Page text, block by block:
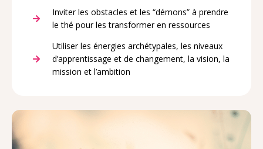
Inviter les obstacles et les “démons” à prendre
le thé pour les transformer en ressources
Utiliser les énergies archétypales, les niveaux
d’apprentissage et de changement, la vision, la
mission et l’ambition